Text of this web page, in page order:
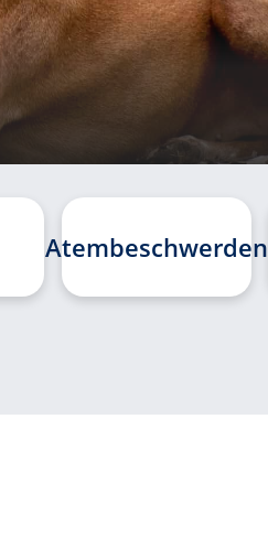
Atembeschwerden